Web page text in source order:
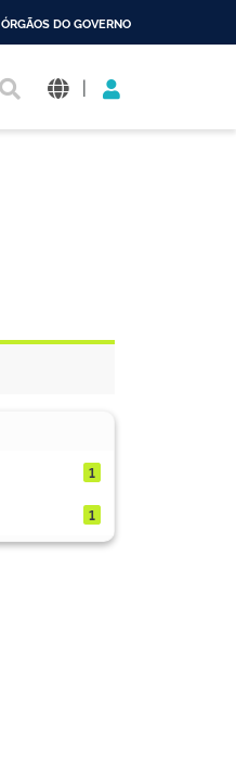
ÓRGÃOS DO GOVERNO
|
1
1